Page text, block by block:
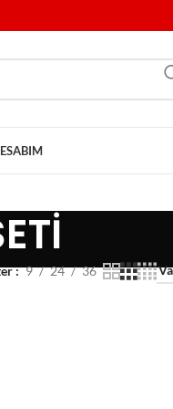
9 24 36